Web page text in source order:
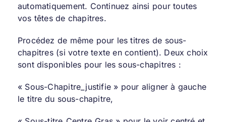
automatiquement. Continuez ainsi pour toutes
vos têtes de chapitres.
Procédez de même pour les titres de sous-
chapitres (si votre texte en contient). Deux choix
sont disponibles pour les sous-chapitres :
« Sous-Chapitre_justifie » pour aligner à gauche
le titre du sous-chapitre,